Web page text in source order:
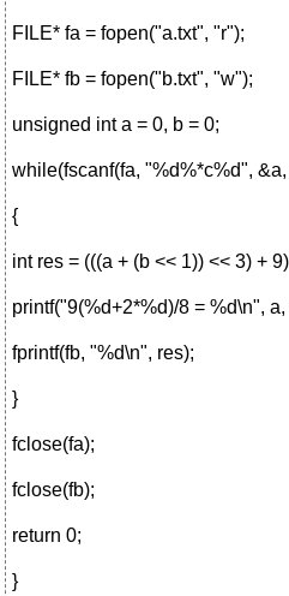
FILE* fa = fopen("a.txt", "r");
FILE* fb = fopen("b.txt", "w");
unsigned int a = 0, b = 0;
while(fscanf(fa, "%d%*c%d",
{
int res = (((a + (b << 1)) << 3) +
printf("9(%d+2*%d)/8 = %d\n", a,
fprintf(fb, "%d\n", res);
}
fclose(fa);
fclose(fb);
return 0;
}